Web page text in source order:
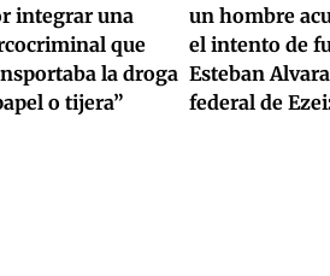
integrar una
que
la droga
o tijera”
un hombre
el intento de
Esteban
federal de